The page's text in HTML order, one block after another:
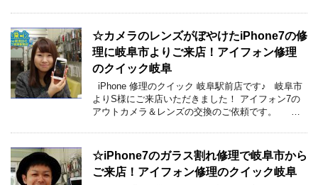
☆カメラのレンズがぼやけたiPhone7の修
理に岐阜市よりご来店！アイフォン修理
のクイック岐阜
iPhone 修理のクイック 岐阜駅前店です♪ 岐阜市
よりS様にご来店いただきました！ アイフォン7の
アウトカメラ＆レンズの交換のご依頼です。 …
☆iPhone7のガラス割れ修理で岐阜市から
ご来店！アイフォン修理のクイック岐阜